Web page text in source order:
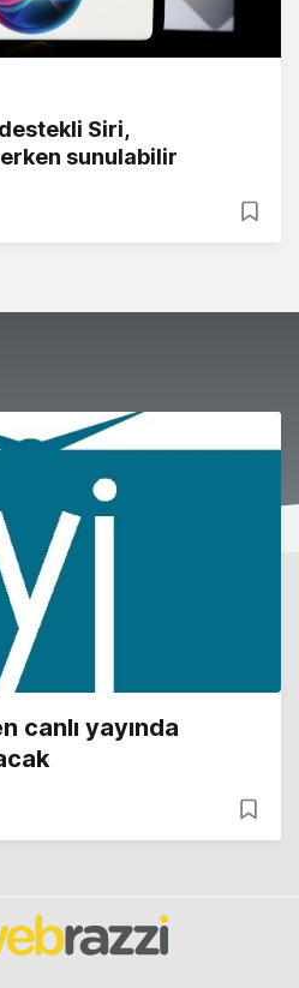
Siri,
sunulabilir
canlı yayında